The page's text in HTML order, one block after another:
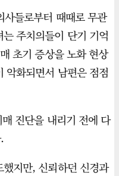
들로부터 때때로 무관
주치의들이 단기 기억
초기 증상을 노화 현상
악화되면서 남편은 점점
진단을 내리기 전에 다
지만, 신뢰하던 신경과